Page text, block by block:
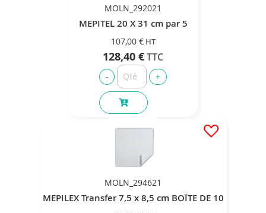
MOLN_292021
MEPITEL 20 X 31 cm par 5
107,00 €
128,40 €
MOLN_294621
MEPILEX Transfer 7,5 x 8,5 cm BOÏTE DE 10